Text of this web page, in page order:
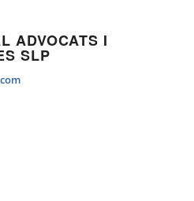
ADVOCATS I
SLP